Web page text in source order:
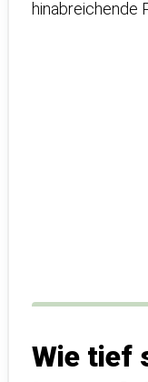
hinabreichende
Wie tief